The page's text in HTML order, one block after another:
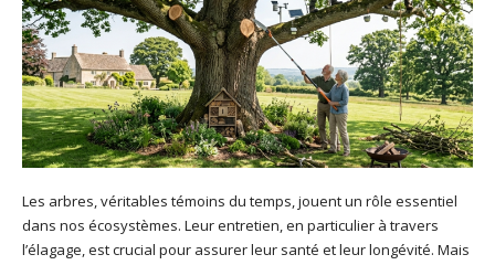
Les arbres, véritables témoins du temps, jouent un rôle essentiel
dans nos écosystèmes. Leur entretien, en particulier à travers
l’élagage, est crucial pour assurer leur santé et leur longévité. Mais